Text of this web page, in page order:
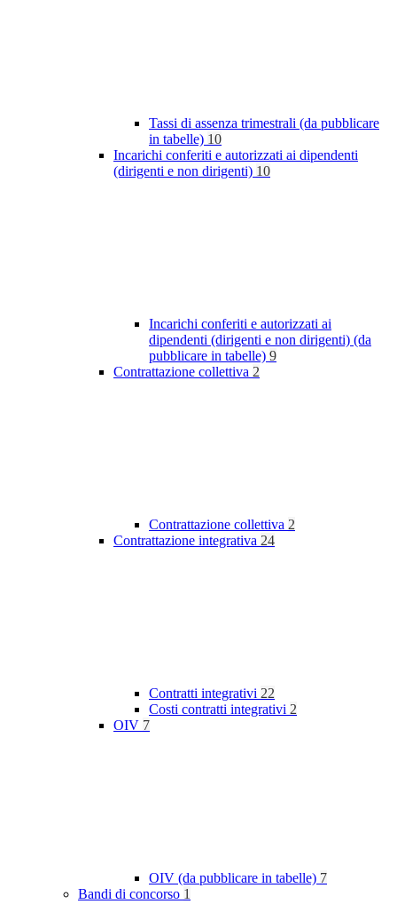
Tassi di assenza trimestrali (da pubblicare
in tabelle) 10
Incarichi conferiti e autorizzati ai dipendenti
(dirigenti e non dirigenti) 10
Incarichi conferiti e autorizzati ai
dipendenti (dirigenti e non dirigenti) (da
pubblicare in tabelle) 9
Contrattazione collettiva 2
Contrattazione collettiva 2
Contrattazione integrativa 24
Contratti integrativi 22
Costi contratti integrativi 2
OIV 7
OIV (da pubblicare in tabelle) 7
Bandi di concorso 1